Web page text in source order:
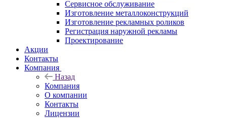
Сервисное обслуживание
Изготовление металлоконструкций
Изготовление рекламных роликов
Регистрация наружной рекламы
Проектирование
Акции
Контакты
Компания
Назад
Компания
О компании
Контакты
Лицензии